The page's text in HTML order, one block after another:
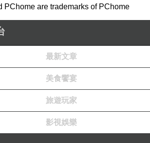
以慢慢挑選。
蠶絲』上衣
輕柔，如同第二層肌膚的溫柔觸
美，原價NT$4280，下殺到3.5
來NT$1498。
很清爽，摸起來絲絨般的觸感，
。
彈力修身牛仔褲』
的彈力修身牛仔褲，搭配高跟
PChome are trademarks of PChome
最新文章
美食饗宴
旅遊玩家
影視娛樂